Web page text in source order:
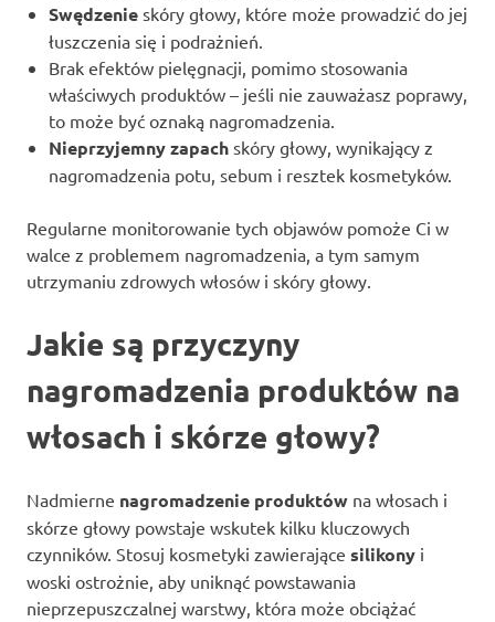
Swędzenie skóry głowy, które może prowadzić do jej
łuszczenia się i podrażnień.
Brak efektów pielęgnacji, pomimo stosowania
właściwych produktów – jeśli nie zauważasz poprawy,
to może być oznaką nagromadzenia.
Nieprzyjemny zapach skóry głowy, wynikający z
nagromadzenia potu, sebum i resztek kosmetyków.
Regularne monitorowanie tych objawów pomoże Ci w
walce z problemem nagromadzenia, a tym samym
utrzymaniu zdrowych włosów i skóry głowy.
Jakie są przyczyny
nagromadzenia produktów na
włosach i skórze głowy?
Nadmierne nagromadzenie produktów na włosach i
skórze głowy powstaje wskutek kilku kluczowych
czynników. Stosuj kosmetyki zawierające silikony i
woski ostrożnie, aby uniknąć powstawania
nieprzepuszczalnej warstwy, która może obciążać